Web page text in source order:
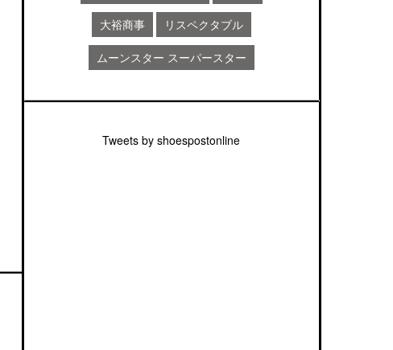
大裕商事 リスペクタブル
ムーンスター スーパースター
Tweets by shoespostonline